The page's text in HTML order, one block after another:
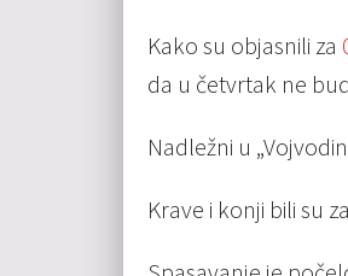
Kako su objasnili za
da u četvrtak ne
Nadležni u
Krave i konji bili su